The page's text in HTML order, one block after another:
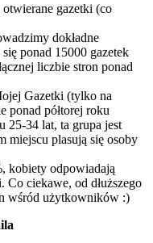
gazetki (co
dokładne
ponad 15000 gazetek
liczbie stron ponad
Gazetki (tylko na
ponad półtorej roku
34 lat, ta grupa jest
miejscu plasują się osoby
kobiety odpowiadają
ciekawe, od dłuższego
wśród użytkowników :)